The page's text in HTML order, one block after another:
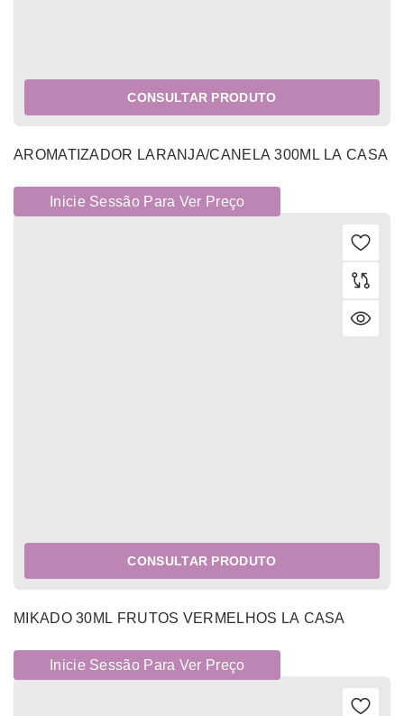
CONSULTAR PRODUTO
AROMATIZADOR LARANJA/CANELA 300ML LA CASA
Inicie Sessão Para Ver Preço
CONSULTAR PRODUTO
MIKADO 30ML FRUTOS VERMELHOS LA CASA
Inicie Sessão Para Ver Preço